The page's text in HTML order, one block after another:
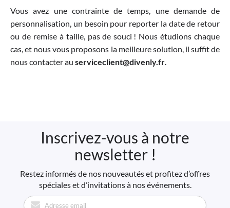
Vous avez une contrainte de temps, une demande de
personnalisation, un besoin pour reporter la date de retour
ou de remise à taille, pas de souci ! Nous étudions chaque
cas, et nous vous proposons la meilleure solution, il suffit de
nous contacter au serviceclient@divenly.fr.
Inscrivez-vous à notre
newsletter !
Restez informés de nos nouveautés et profitez d’offres
spéciales et d’invitations à nos événements.